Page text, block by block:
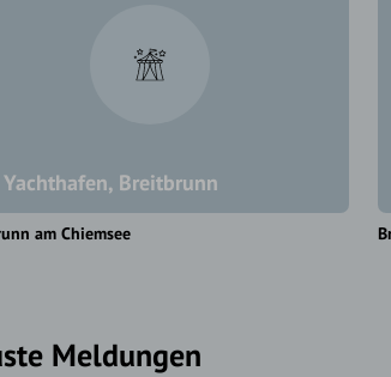
Yachthafen, Breitbrunn
am Chiemsee
Meldungen